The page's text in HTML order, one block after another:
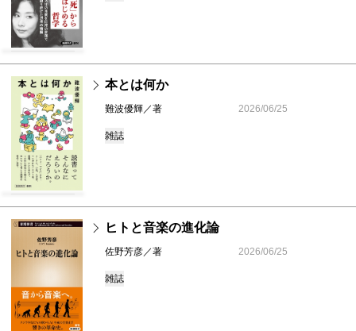
本とは何か
難波優輝／著 2026/06/25
雑誌
ヒトと音楽の進化論
佐野芳彦／著 2026/06/25
雑誌